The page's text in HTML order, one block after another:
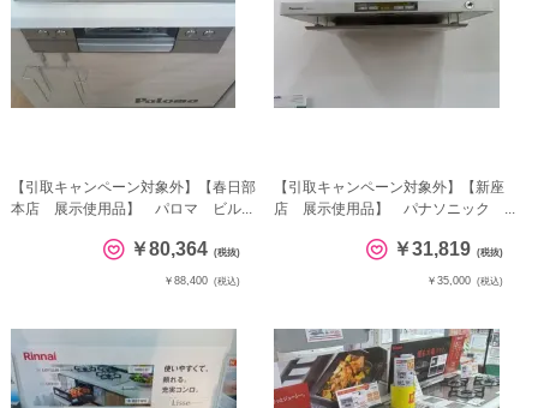
【引取キャンペーン対象外】【春日部
本店 展示使用品】 パロマ ビル...
￥80,364 (税抜)
￥88,400 (税込)
【引取キャンペーン対象外】【新座
店 展示使用品】 パナソニック ...
￥31,819 (税抜)
￥35,000 (税込)